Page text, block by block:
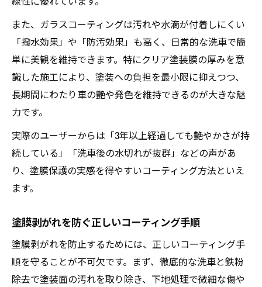
また、ガラスコーティングは汚れや水滴が付着しにくい
「撥水効果」や「防汚効果」も高く、日常的な洗車で簡
単に美観を維持できます。特にクリア塗装膜の厚みを意
識した施工により、塗装への負担を最小限に抑えつつ、
長期間にわたり車の艶や発色を維持できるのが大きな魅
力です。
実際のユーザーからは「3年以上経過しても艶やかさが持
続している」「洗車後の水切れが抜群」などの声があ
り、塗膜保護の実感を得やすいコーティング方法といえ
ます。
塗膜剥がれを防ぐ正しいコーティング手順
塗膜剥がれを防止するためには、正しいコーティング手
順を守ることが不可欠です。まず、徹底的な洗車と鉄粉
除去で塗装面の汚れを取り除き、下地処理で微細な傷や